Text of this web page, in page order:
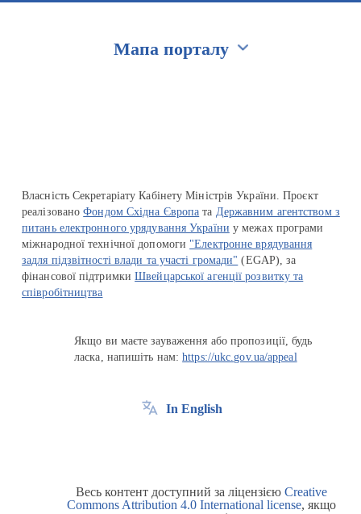
Мапа порталу
Власність Секретаріату Кабінету Міністрів України. Проєкт
реалізованоФондом Східна Європа та Державним агентством з
питань електронного урядування України у межах програми
міжнародної технічної допомоги "Електронне врядування
задля підзвітності влади та участі громади" (EGAP), за
фінансової підтримкиШвейцарської агенції розвитку та
співробітництва
Якщо ви маєте зауваження або пропозиції, будь
ласка, напишіть нам:https://ukc.gov.ua/appeal
In English
Весь контент доступний за ліцензією Creative
Commons Attribution 4.0 International license, якщо